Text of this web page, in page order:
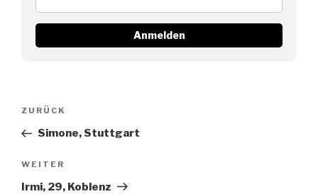
Beitragsnavigation
Vorheriger
Beitrag
ZURÜCK
Simone, Stuttgart
Nächster
Beitrag
WEITER
Irmi, 29, Koblenz